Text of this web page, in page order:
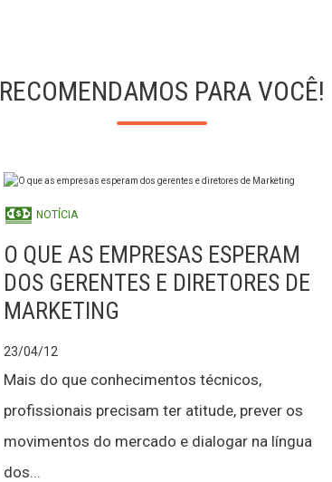
RECOMENDAMOS PARA VOCÊ!
NOTÍCIA
O QUE AS EMPRESAS ESPERAM
DOS GERENTES E DIRETORES DE
MARKETING
23/04/12
Mais do que conhecimentos técnicos,
profissionais precisam ter atitude, prever os
movimentos do mercado e dialogar na língua
dos...